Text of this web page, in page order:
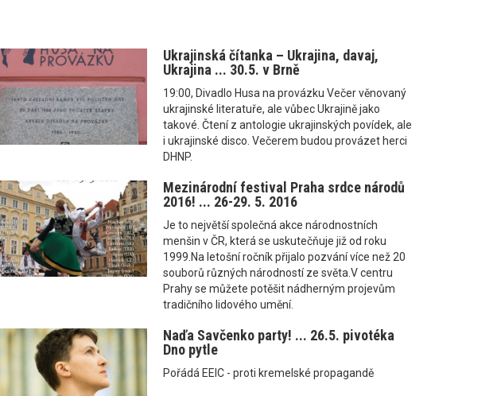
Ukrajinská čítanka – Ukrajina, davaj,
Ukrajina ... 30.5. v Brně
19:00, Divadlo Husa na provázku Večer věnovaný
ukrajinské literatuře, ale vůbec Ukrajině jako
takové. Čtení z antologie ukrajinských povídek, ale
i ukrajinské disco. Večerem budou provázet herci
DHNP.
Mezinárodní festival Praha srdce národů
2016! ... 26-29. 5. 2016
Je to největší společná akce národnostních
menšin v ČR, která se uskutečňuje již od roku
1999.Na letošní ročník přijalo pozvání více než 20
souborů různých národností ze světa.V centru
Prahy se můžete potěšit nádherným projevům
tradičního lidového umění.
Naďa Savčenko party! ... 26.5. pivotéka
Dno pytle
Pořádá EEIC - proti kremelské propagandě